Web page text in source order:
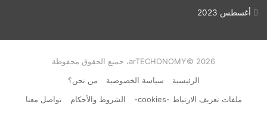
أغسطس 2023
arTECHONOMY© 2026، جميع الحقوق محفوظة
الرئيسية
سياسة الخصوصية
من نحن؟
ملفات تعريف الارتباط -cookies-
الشروط والأحكام تواصل معنا